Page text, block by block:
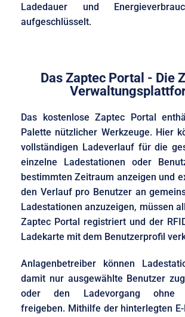
Ladedauer und
aufgeschlüsselt.
Das Zaptec Portal - Die
Das kostenlose Zaptec Portal
Palette nützlicher Werkzeuge. Hier
vollständigen Ladeverlauf für die
einzelne Ladestationen oder
bestimmten Zeitraum anzeigen und
den Verlauf pro Benutzer an
Ladestationen anzuzeigen, müssen
Zaptec Portal registriert und der
Ladekarte mit dem Benutzerprofil
Anlagenbetreiber können
damit nur ausgewählte Benutzer
oder den Ladevorgang ohne
freigeben. Mithilfe der hinterlegten